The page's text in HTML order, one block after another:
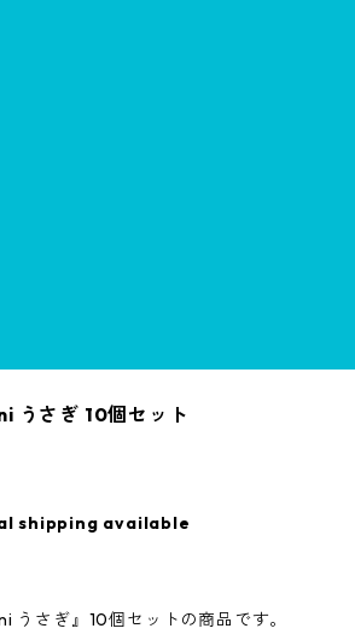
うさぎ 10個セット
shipping available
うさぎ』10個セットの商品です。